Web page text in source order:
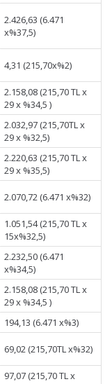
2.426,63 (6.471
x%37,5)
4,31 (215,70x%2)
2.158,08 (215,70 TL x
29 x %34,5 )
2.032,97 (215,70TL x
29 x %32,5)
2.220,63 (215,70 TL x
29 x %35,5)
2.070,72 (6.471 x%32)
1.051,54 (215,70 TL x
15x%32,5)
2.232,50 (6.471
x%34,5)
2.158,08 (215,70 TL x
29 x %34,5 )
194,13 (6.471 x%3)
69,02 (215,70TL x%32)
97,07 (215,70 TL x